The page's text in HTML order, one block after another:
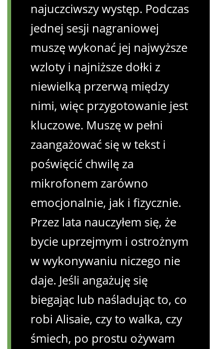
najuczciwszy występ. Podczas
jednej sesji nagraniowej
muszę wykonać jej najwyższe
wzloty i najniższe dołki z
niewielką przerwą między
nimi, więc przygotowanie jest
kluczowe. Muszę w pełni
zaangażować się w tekst i
poświęcić chwilę za
mikrofonem zarówno
emocjonalnie, jak i fizycznie.
Przez lata nauczyłem się, że
bycie uprzejmym i ostrożnym
w wykonywaniu niczego nie
daje. Jeśli angażuję się
biegając lub naśladując to, co
robi Alisaie, czy to walka, czy
śmiech, po prostu ożywam